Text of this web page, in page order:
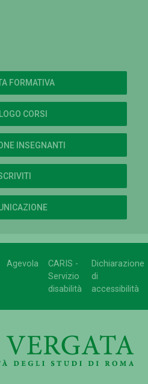
FORMATIVA
CORSI
INSEGNANTI
Agevola
CARIS -
Servizio
disabilità
Dichiarazione
di
accessibilità